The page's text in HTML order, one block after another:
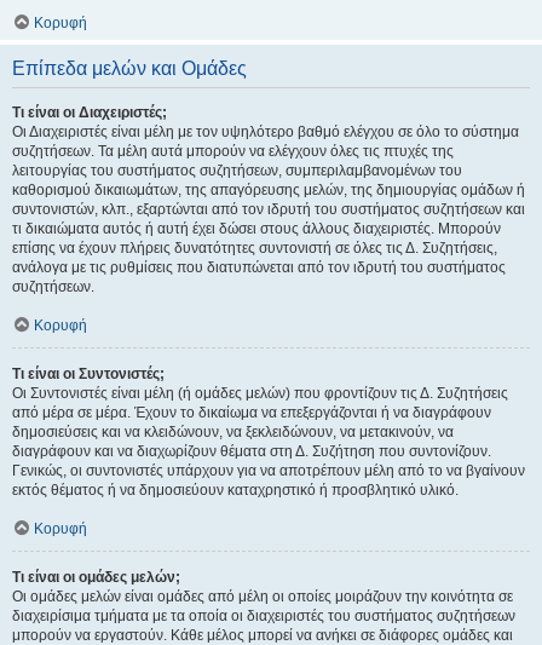
Κορυφή
Επίπεδα μελών και Ομάδες
Τι είναι οι Διαχειριστές;
Οι Διαχειριστές είναι μέλη με τον υψηλότερο βαθμό ελέγχου σε όλο το σύστημα
συζητήσεων. Τα μέλη αυτά μπορούν να ελέγχουν όλες τις πτυχές της
λειτουργίας του συστήματος συζητήσεων, συμπεριλαμβανομένων του
καθορισμού δικαιωμάτων, της απαγόρευσης μελών, της δημιουργίας ομάδων ή
συντονιστών, κλπ., εξαρτώνται από τον ιδρυτή του συστήματος συζητήσεων και
τι δικαιώματα αυτός ή αυτή έχει δώσει στους άλλους διαχειριστές. Μπορούν
επίσης να έχουν πλήρεις δυνατότητες συντονιστή σε όλες τις Δ. Συζητήσεις,
ανάλογα με τις ρυθμίσεις που διατυπώνεται από τον ιδρυτή του συστήματος
συζητήσεων.
Κορυφή
Τι είναι οι Συντονιστές;
Οι Συντονιστές είναι μέλη (ή ομάδες μελών) που φροντίζουν τις Δ. Συζητήσεις
από μέρα σε μέρα. Έχουν το δικαίωμα να επεξεργάζονται ή να διαγράφουν
δημοσιεύσεις και να κλειδώνουν, να ξεκλειδώνουν, να μετακινούν, να
διαγράφουν και να διαχωρίζουν θέματα στη Δ. Συζήτηση που συντονίζουν.
Γενικώς, οι συντονιστές υπάρχουν για να αποτρέπουν μέλη από το να βγαίνουν
εκτός θέματος ή να δημοσιεύουν καταχρηστικό ή προσβλητικό υλικό.
Κορυφή
Τι είναι οι ομάδες μελών;
Οι ομάδες μελών είναι ομάδες από μέλη οι οποίες μοιράζουν την κοινότητα σε
διαχειρίσιμα τμήματα με τα οποία οι διαχειριστές του συστήματος συζητήσεων
μπορούν να εργαστούν. Κάθε μέλος μπορεί να ανήκει σε διάφορες ομάδες και